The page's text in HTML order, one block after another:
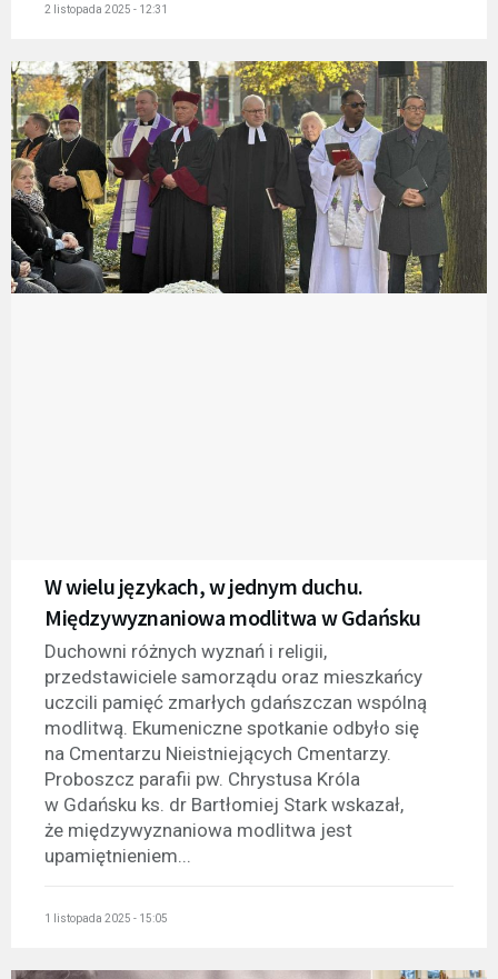
2 listopada 2025 - 12:31
W wielu językach, w jednym duchu.
Międzywyznaniowa modlitwa w Gdańsku
Duchowni różnych wyznań i religii,
przedstawiciele samorządu oraz mieszkańcy
uczcili pamięć zmarłych gdańszczan wspólną
modlitwą. Ekumeniczne spotkanie odbyło się
na Cmentarzu Nieistniejących Cmentarzy.
Proboszcz parafii pw. Chrystusa Króla
w Gdańsku ks. dr Bartłomiej Stark wskazał,
że międzywyznaniowa modlitwa jest
upamiętnieniem...
1 listopada 2025 - 15:05